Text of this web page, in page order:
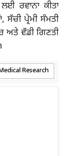
ਰਵਾਨਾ ਕੀਤਾ
ਪ੍ਰੇਮੀ ਸੰਮਤੀ
ਅਤੇ ਵੱਡੀ ਗਿਣਤੀ
Research